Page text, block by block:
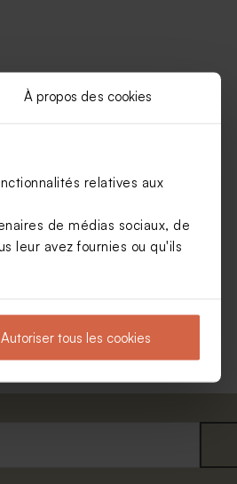
À propos des cookies
relatives aux
de médias sociaux, de
leur avez fournies ou qu'ils
Autoriser tous les cookies